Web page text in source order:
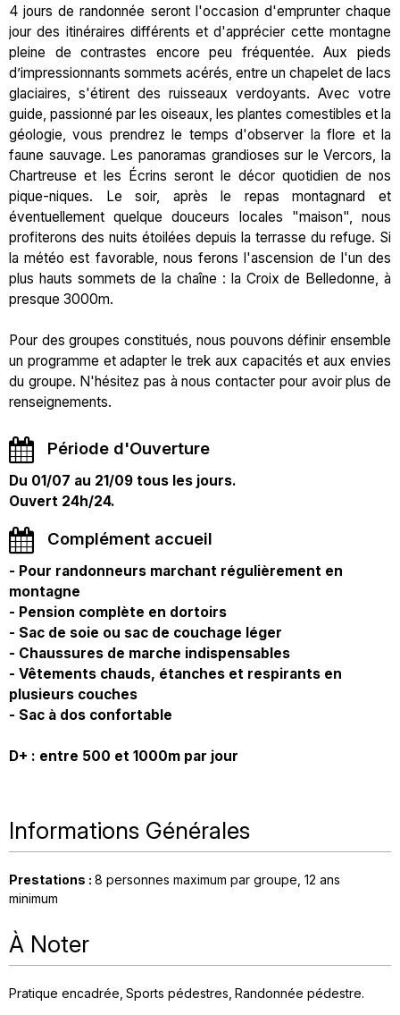
4 jours de randonnée seront l'occasion d'emprunter chaque
jour des itinéraires différents et d'apprécier cette montagne
pleine de contrastes encore peu fréquentée. Aux pieds
d’impressionnants sommets acérés, entre un chapelet de lacs
glaciaires, s'étirent des ruisseaux verdoyants. Avec votre
guide, passionné par les oiseaux, les plantes comestibles et la
géologie, vous prendrez le temps d'observer la flore et la
faune sauvage. Les panoramas grandioses sur le Vercors, la
Chartreuse et les Écrins seront le décor quotidien de nos
pique-niques. Le soir, après le repas montagnard et
éventuellement quelque douceurs locales "maison", nous
profiterons des nuits étoilées depuis la terrasse du refuge. Si
la météo est favorable, nous ferons l'ascension de l'un des
plus hauts sommets de la chaîne : la Croix de Belledonne, à
presque 3000m.
Pour des groupes constitués, nous pouvons définir ensemble
un programme et adapter le trek aux capacités et aux envies
du groupe. N'hésitez pas à nous contacter pour avoir plus de
renseignements.
Période d'Ouverture
Du 01/07 au 21/09 tous les jours.
Ouvert 24h/24.
Complément accueil
- Pour randonneurs marchant régulièrement en
montagne
- Pension complète en dortoirs
- Sac de soie ou sac de couchage léger
- Chaussures de marche indispensables
- Vêtements chauds, étanches et respirants en
plusieurs couches
- Sac à dos confortable
D+ : entre 500 et 1000m par jour
Informations Générales
Prestations : 8 personnes maximum par groupe 12 ans
minimum
À Noter
Pratique encadrée Sports pédestres Randonnée pédestre